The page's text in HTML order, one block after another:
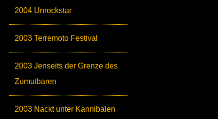
2004 Unrockstar
2003 Terremoto Festival
2003 Jenseits der Grenze des
Zumutbaren
2003 Nackt unter Kannibalen